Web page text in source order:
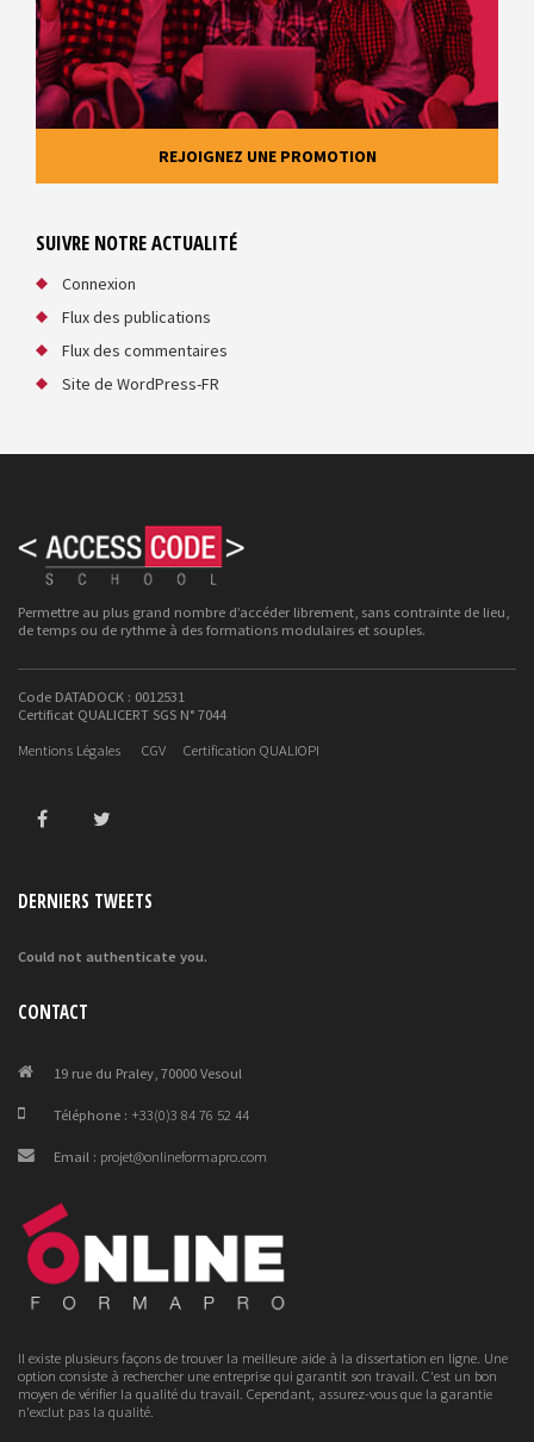
REJOIGNEZ UNE PROMOTION
SUIVRE NOTRE ACTUALITÉ
Connexion
Flux des publications
Flux des commentaires
Site de WordPress-FR
Permettre au plus grand nombre d’accéder librement, sans contrainte de lieu,
de temps ou de rythme à des formations modulaires et souples.
Code DATADOCK : 0012531
Certificat QUALICERT SGS N° 7044
Mentions Légales
CGV Certification QUALIOPI
DERNIERS TWEETS
Could not authenticate you.
CONTACT
19 rue du Praley, 70000 Vesoul
Téléphone : +33(0)3 84 76 52 44
Email : projet@onlineformapro.com
Il existe plusieurs façons de trouver la meilleure aide à la dissertation en ligne. Une
option consiste à rechercher une entreprise qui garantit son travail. C'est un bon
moyen de vérifier la qualité du travail. Cependant, assurez-vous que la garantie
n'exclut pas la qualité.